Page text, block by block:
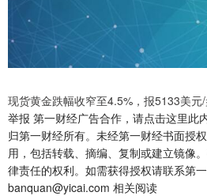
现货黄金跌幅收窄至4.5%，报5133美元/
举报 第一财经广告合作，请点击这里此
归第一财经所有。未经第一财经书面授
用，包括转载、摘编、复制或建立镜像
律责任的权利。如需获得授权请联系第
banquan@yicai.com 相关阅读